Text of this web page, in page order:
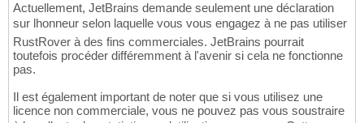
Actuellement, JetBrains demande seulement une déclaration
sur lhonneur selon laquelle vous vous engagez à ne pas utiliser
RustRover à des fins commerciales. JetBrains pourrait
toutefois procéder différemment à l'avenir si cela ne fonctionne
pas.
Il est également important de noter que si vous utilisez une
licence non commerciale, vous ne pouvez pas vous soustraire